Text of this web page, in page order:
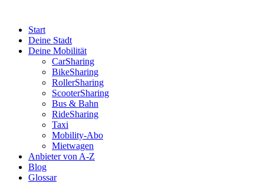
Start
Deine Stadt
Deine Mobilität
CarSharing
BikeSharing
RollerSharing
ScooterSharing
Bus & Bahn
RideSharing
Taxi
Mobility-Abo
Mietwagen
Anbieter von A-Z
Blog
Glossar